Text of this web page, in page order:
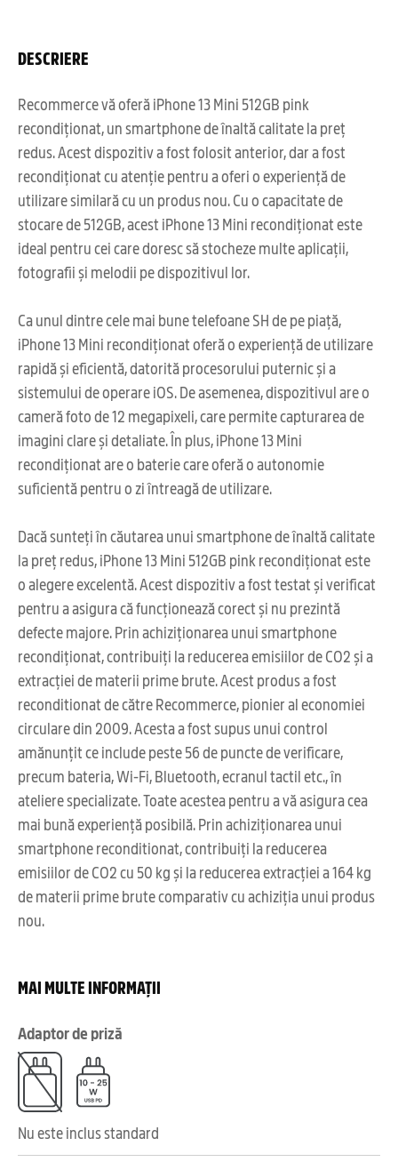
DESCRIERE
Recommerce vă oferă iPhone 13 Mini 512GB pink
recondiționat, un smartphone de înaltă calitate la preț
redus. Acest dispozitiv a fost folosit anterior, dar a fost
recondiționat cu atenție pentru a oferi o experiență de
utilizare similară cu un produs nou. Cu o capacitate de
stocare de 512GB, acest iPhone 13 Mini recondiționat este
ideal pentru cei care doresc să stocheze multe aplicații,
fotografii și melodii pe dispozitivul lor.
Ca unul dintre cele mai bune telefoane SH de pe piață,
iPhone 13 Mini recondiționat oferă o experiență de utilizare
rapidă și eficientă, datorită procesorului puternic și a
sistemului de operare iOS. De asemenea, dispozitivul are o
cameră foto de 12 megapixeli, care permite capturarea de
imagini clare și detaliate. În plus, iPhone 13 Mini
recondiționat are o baterie care oferă o autonomie
suficientă pentru o zi întreagă de utilizare.
Dacă sunteți în căutarea unui smartphone de înaltă calitate
la preț redus, iPhone 13 Mini 512GB pink recondiționat este
o alegere excelentă. Acest dispozitiv a fost testat și verificat
pentru a asigura că funcționează corect și nu prezintă
defecte majore. Prin achiziționarea unui smartphone
recondiționat, contribuiți la reducerea emisiilor de CO2 și a
extracției de materii prime brute. Acest produs a fost
reconditionat de către Recommerce, pionier al economiei
circulare din 2009. Acesta a fost supus unui control
amănunțit ce include peste 56 de puncte de verificare,
precum bateria, Wi-Fi, Bluetooth, ecranul tactil etc., în
ateliere specializate. Toate acestea pentru a vă asigura cea
mai bună experiență posibilă. Prin achiziționarea unui
smartphone reconditionat, contribuiți la reducerea
emisiilor de CO2 cu 50 kg și la reducerea extracției a 164 kg
de materii prime brute comparativ cu achiziția unui produs
nou.
MAI MULTE INFORMAȚII
Adaptor de priză
Nu este inclus standard